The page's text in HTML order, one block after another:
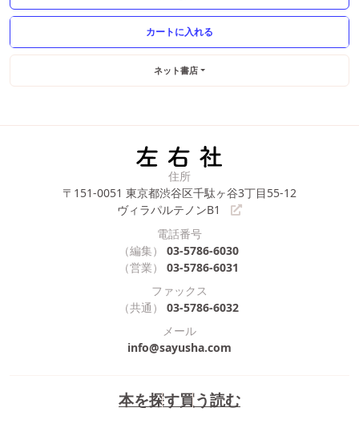
ネット書店
本を探す買う読む
住所
〒151-0051 東京都渋谷区千駄ヶ谷3丁目55-12
ヴィラパルテノンB1
電話番号
（編集）
03-5786-6030
（営業）
03-5786-6031
ファックス
（共通）
03-5786-6032
メール
info@sayusha.com